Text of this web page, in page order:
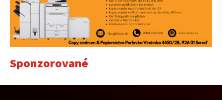
Sponzorované